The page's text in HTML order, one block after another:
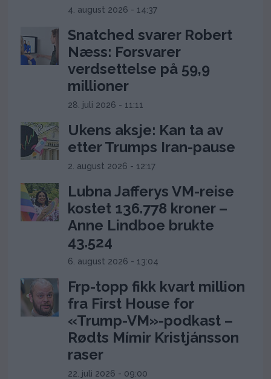
4. august 2026 - 14:37
Snatched svarer Robert
Næss: Forsvarer
verdsettelse på 59,9
millioner
28. juli 2026 - 11:11
Ukens aksje: Kan ta av
etter Trumps Iran-pause
2. august 2026 - 12:17
Lubna Jafferys VM-reise
kostet 136.778 kroner –
Anne Lindboe brukte
43.524
6. august 2026 - 13:04
Frp-topp fikk kvart million
fra First House for
«Trump-VM»-podkast –
Rødts Mímir Kristjánsson
raser
22. juli 2026 - 09:00